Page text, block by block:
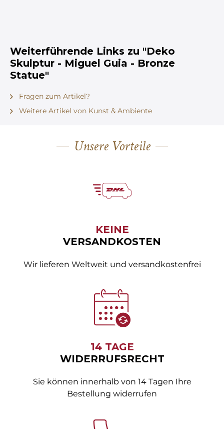
Weiterführende Links zu "Deko
Skulptur - Miguel Guia - Bronze
Statue"
Fragen zum Artikel?
Weitere Artikel von Kunst & Ambiente
Unsere Vorteile
KEINE
VERSANDKOSTEN
Wir lieferen Weltweit und versandkostenfrei
14 TAGE
WIDERRUFSRECHT
Sie können innerhalb von 14 Tagen Ihre
Bestellung widerrufen